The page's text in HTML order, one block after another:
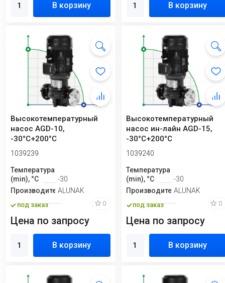
В корзину В корзину
Высокотемпературный
насос AGD-10,
-30°C+200°C
вертикальный
1039239
Температура
(min), °C
-30
ПроизводительALUNAK
под заказ 0
Цена по запросу
В корзину
Высокотемпературный
насос ин-лайн AGD-15,
-30°C+200°C
1039240
Температура
(min), °C
-30
ПроизводительALUNAK
под заказ 0
Цена по запросу
В корзину